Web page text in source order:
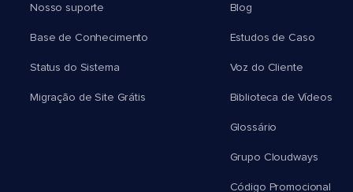
Nosso suporte
Base de Conhecimento
Status do Sistema
Migração de Site Grátis
Blog
Estudos de Caso
Voz do Cliente
Biblioteca de Vídeos
Glossário
Grupo Cloudways
Código Promocional